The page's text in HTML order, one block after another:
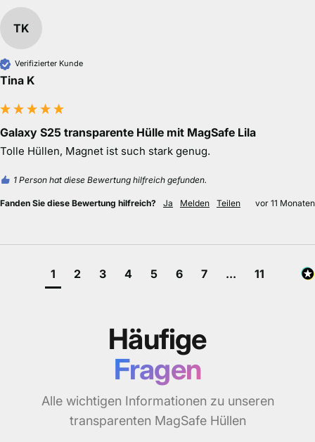
TK
Verifizierter Kunde
Tina K
Galaxy S25 transparente Hülle mit MagSafe Lila
Tolle Hüllen, Magnet ist such stark genug.
1 Person hat diese Bewertung hilfreich gefunden.
Fanden Sie diese Bewertung hilfreich? Ja Melden Teilen vor 11 Monaten
1 2 3 4 5 6 7 ... 11
Häufige
Fragen
Alle wichtigen Informationen zu unseren
transparenten MagSafe Hüllen